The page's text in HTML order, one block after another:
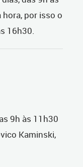
por isso o
16h30.
9h às 11h30
Kaminski,